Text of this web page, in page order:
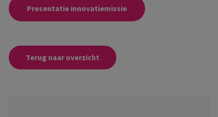
Presentatie innovatiemissie
Terug naar overzicht